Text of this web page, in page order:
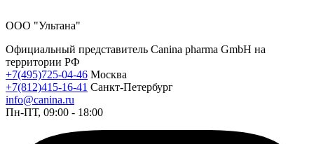
ООО "Ультана"
Официальный представитель Canina pharma GmbH на
территории РФ
+7(495)725-04-46 Москва
+7(812)415-16-41 Санкт-Петербург
info@canina.ru
Пн-ПТ, 09:00 - 18:00